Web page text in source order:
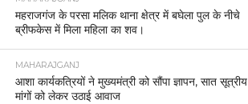
महराजगंज के परसा मलिक थाना क्षेत्र में बघेला पुल के नीचे
ब्रीफकेस में मिला महिला का शव।
MAHARAJGANJ
आशा कार्यकत्रियों ने मुख्यमंत्री को सौंपा ज्ञापन, सात सूत्रीय
मांगों को लेकर उठाई आवाज